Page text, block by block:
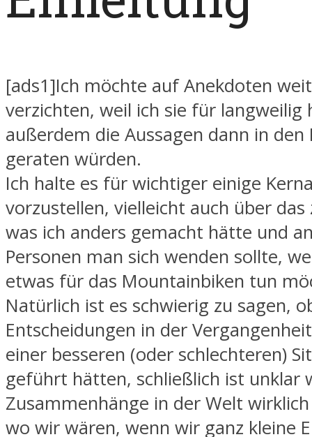
[ads1]Ich möchte auf Anekdoten
verzichten, weil ich sie für langweilig
außerdem die Aussagen dann in
geraten würden.
Ich halte es für wichtiger einige
vorzustellen, vielleicht auch über das
was ich anders gemacht hätte und
Personen man sich wenden sollte,
etwas für das Mountainbiken tun
Natürlich ist es schwierig zu sagen,
Entscheidungen in der
einer besseren (oder schlechteren)
geführt hätten, schließlich ist unklar
Zusammenhänge in der Welt
wo wir wären, wenn wir ganz kleine